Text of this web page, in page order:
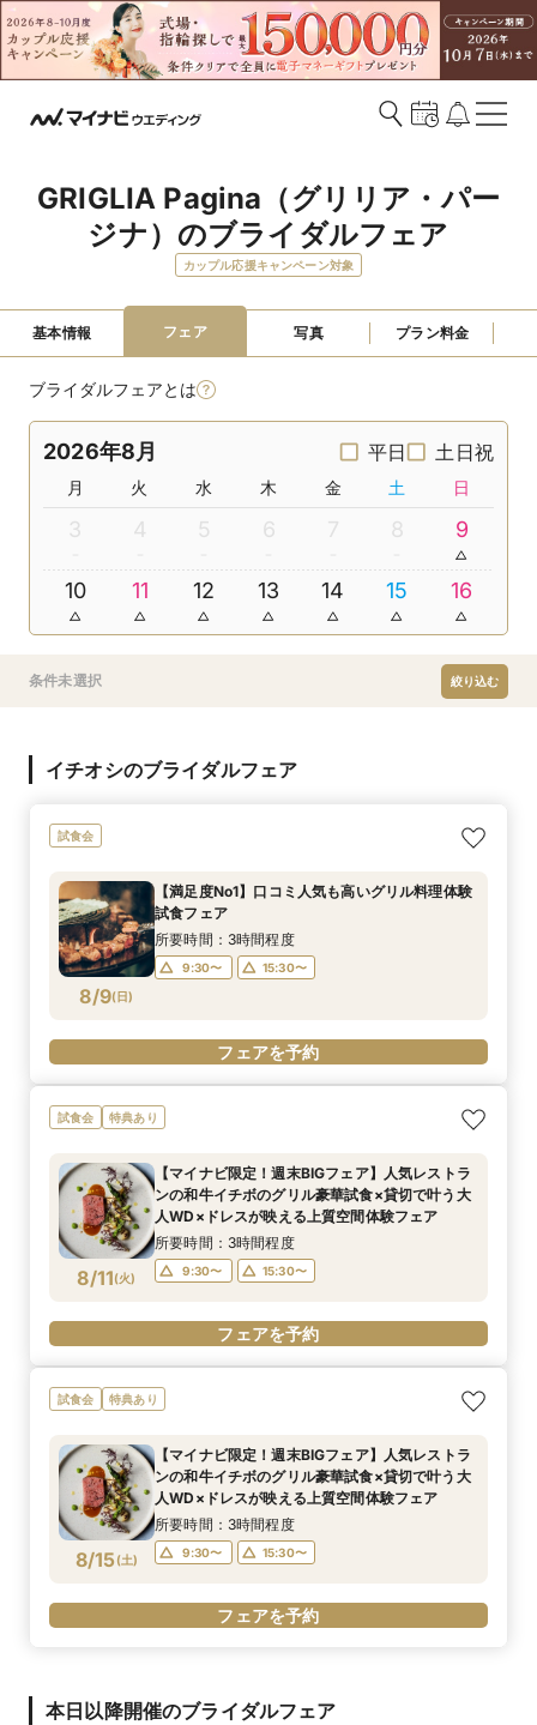
GRIGLIA Pagina（グリリア・パー
ジナ）のブライダルフェア
カップル応援キャンペーン対象
基本情報 フェア 写真 プラン料金
ブライダルフェアとは
2026年8月 平日 土日祝
月 火 水 木 金 土 日
3 4 5 6 7 8 9
10 11 12 13 14 15 16
条件未選択 絞り込む
イチオシのブライダルフェア
試食会
8/9(日)
【満足度No1】口コミ人気も高いグリル料理体験
試食フェア
所要時間：3時間程度
9:30〜 15:30〜
フェアを予約
試食会 特典あり
8/11(火)
【マイナビ限定！週末BIGフェア】人気レストラ
ンの和牛イチボのグリル豪華試食×貸切で叶う大
人WD×ドレスが映える上質空間体験フェア
所要時間：3時間程度
9:30〜 15:30〜
フェアを予約
試食会 特典あり
8/15(土)
【マイナビ限定！週末BIGフェア】人気レストラ
ンの和牛イチボのグリル豪華試食×貸切で叶う大
人WD×ドレスが映える上質空間体験フェア
所要時間：3時間程度
9:30〜 15:30〜
フェアを予約
本日以降開催のブライダルフェア